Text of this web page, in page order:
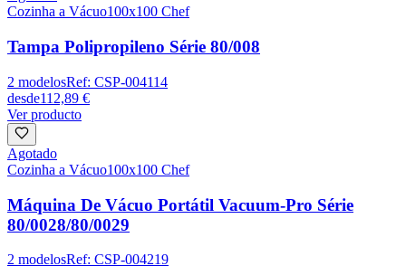
Cozinha a Vácuo100x100 Chef
Tampa Polipropileno Série 80/008
2 modelosRef: CSP-004114
desde112,89 €
Ver producto
Agotado
Cozinha a Vácuo100x100 Chef
Máquina De Vácuo Portátil Vacuum-Pro Série
80/0028/80/0029
2 modelosRef: CSP-004219